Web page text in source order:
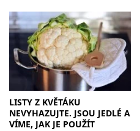
LISTY Z KVĚTÁKU
NEVYHAZUJTE. JSOU JEDLÉ A
VÍME, JAK JE POUŽÍT